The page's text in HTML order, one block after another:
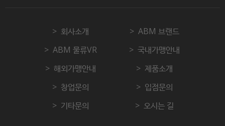
회사소개
ABM 브랜드
ABM 물류VR
국내가맹안내
해외가맹안내
제품소개
창업문의
입점문의
기타문의
오시는 길